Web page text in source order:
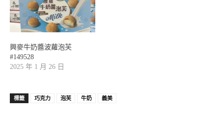
興麥牛奶醬波蘿泡芙
#149528
2025 年 1 月 26 日
標籤 巧克力 泡芙 牛奶 義美